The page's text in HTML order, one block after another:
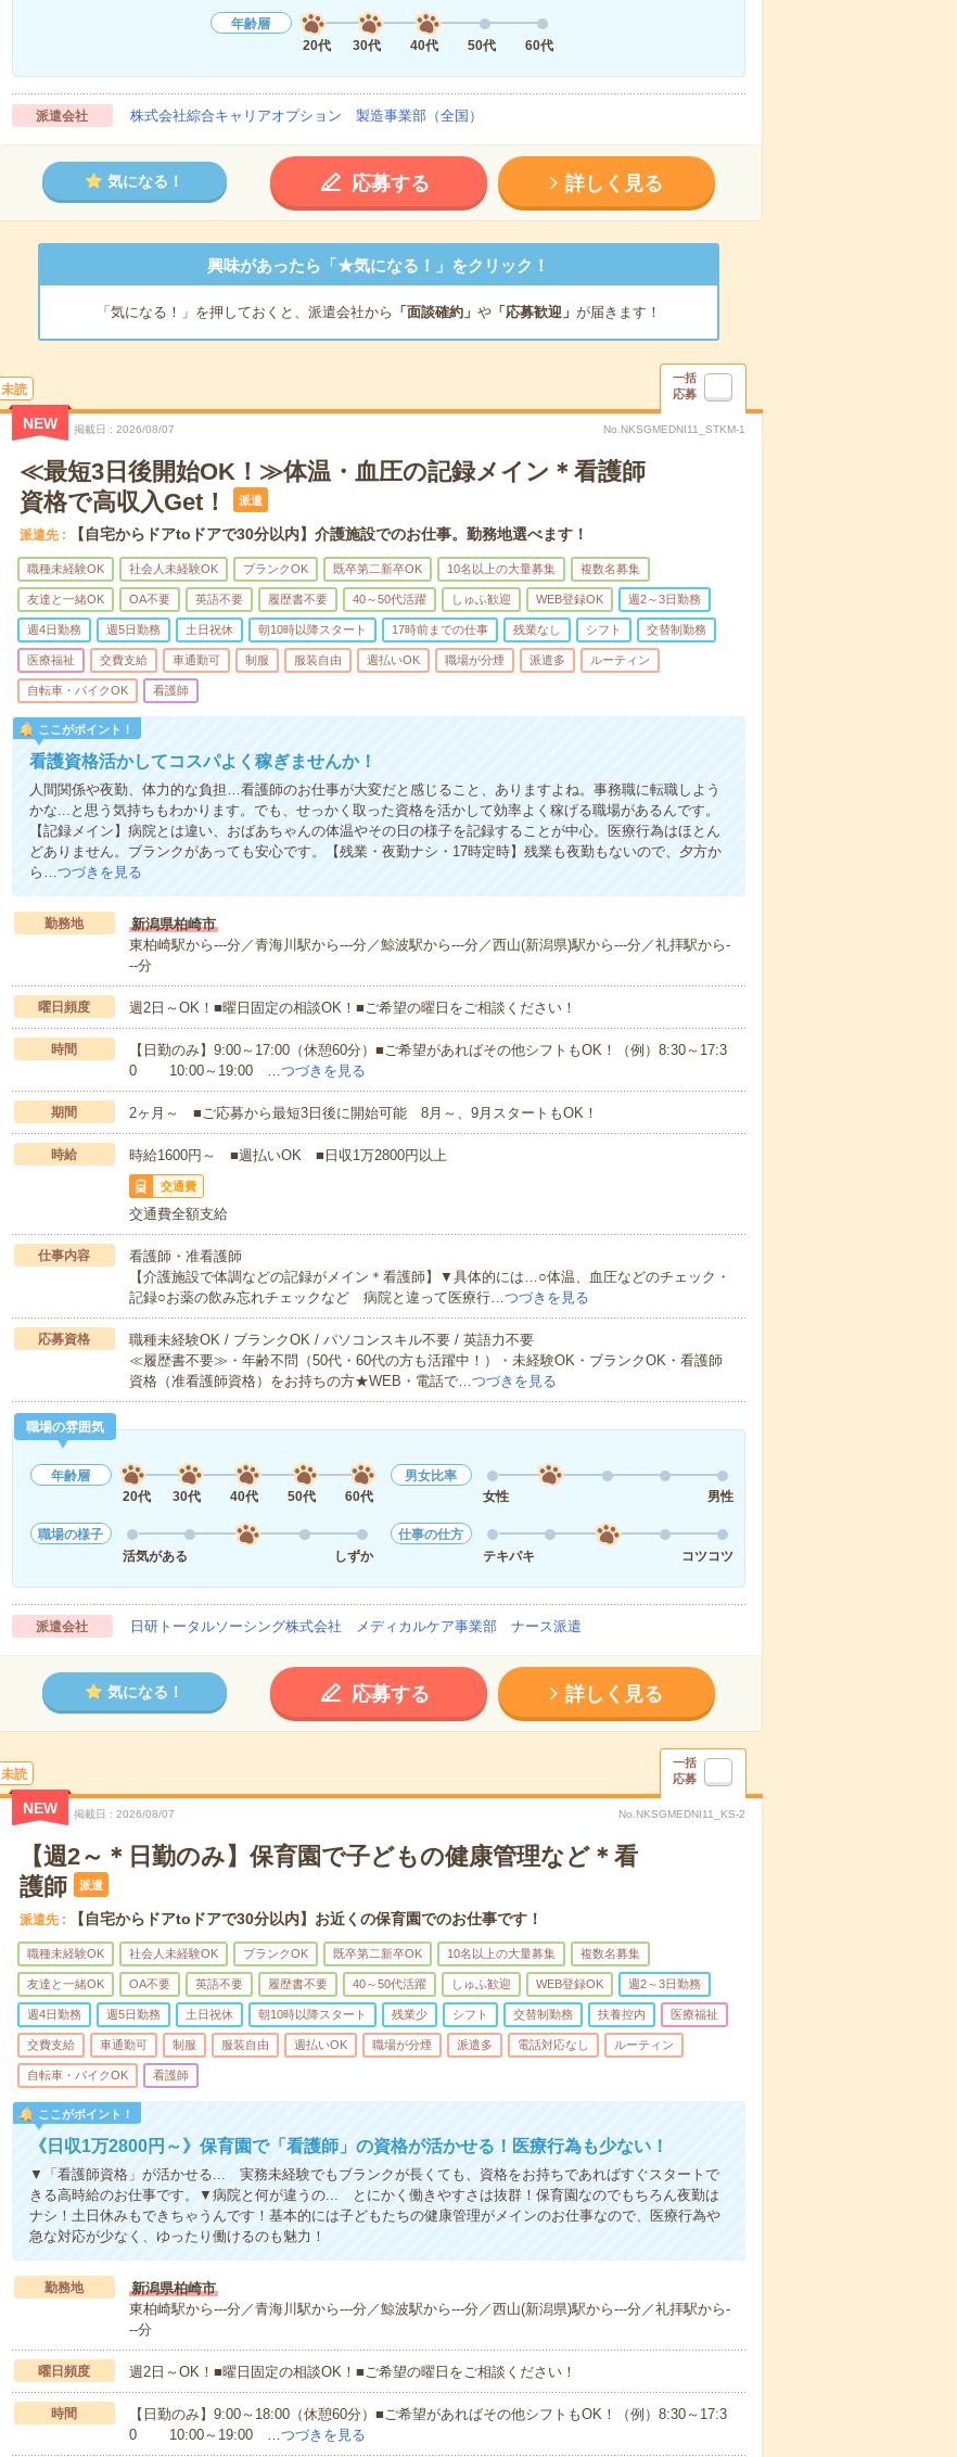
年齢層
20代
30代 40代 50代 60代
派遣会社 株式会社綜合キャリアオプション 製造事業部（全国）
気になる！ 応募する 詳しく見る
興味があったら「★気になる！」をクリック！
「気になる！」を押しておくと、派遣会社から 「面談確約」 や「応募歓迎」 が届きます！
未読
一括
応募
NEW 掲載日 2026/08/07 No.NKSGMEDNI11_STKM-1
≪最短3日後開始OK！≫体温・血圧の記録メイン＊看護師
資格で高収入Get！
派遣
派遣先 【自宅からドアtoドアで30分以内】介護施設でのお仕事。勤務地選べます！
職種未経験OK 社会人未経験OK ブランクOK 既卒第二新卒OK 10名以上の大量募集 複数名募集
友達と一緒OK OA不要 英語不要 履歴書不要 40～50代活躍 しゅふ歓迎 WEB登録OK 週2～3日勤務
週4日勤務 週5日勤務 土日祝休 朝10時以降スタート 17時前までの仕事 残業なし シフト 交替制勤務
医療福祉 交費支給 車通勤可 制服 服装自由 週払いOK 職場が分煙 派遣多 ルーティン
自転車・バイクOK 看護師
ここがポイント！
看護資格活かしてコスパよく稼ぎませんか！
人間関係や夜勤、体力的な負担…看護師のお仕事が大変だと感じること、ありますよね。事務職に転職しよう
かな...と思う気持ちもわかります。でも、せっかく取った資格を活かして効率よく稼げる職場があるんです。
【記録メイン】病院とは違い、おばあちゃんの体温やその日の様子を記録することが中心。医療行為はほとん
どありません。ブランクがあっても安心です。【残業・夜勤ナシ・17時定時】残業も夜勤もないので、夕方か
ら… つづきを見る
勤務地
新潟県柏崎市
東柏崎駅から---分／青海川駅から---分／鯨波駅から---分／西山(新潟県)駅から---分／礼拝駅から-
--分
曜日頻度 週2日～OK！■曜日固定の相談OK！■ご希望の曜日をご相談ください！
時間
【日勤のみ】9:00～17:00（休憩60分）■ご希望があればその他シフトもOK！（例）8:30～17:3
0 10:00～19:00 … つづきを見る
期間 2ヶ月～ ■ご応募から最短3日後に開始可能 8月～、9月スタートもOK！
時給 時給1600円～ ■週払いOK ■日収1万2800円以上
交通費
交通費全額支給
仕事内容
看護師・准看護師
【介護施設で体調などの記録がメイン＊看護師】▼具体的には…○体温、血圧などのチェック・
記録○お薬の飲み忘れチェックなど 病院と違って医療行… つづきを見る
応募資格
職種未経験OK / ブランクOK / パソコンスキル不要 / 英語力不要
≪履歴書不要≫・年齢不問（50代・60代の方も活躍中！）・未経験OK・ブランクOK・看護師
資格（准看護師資格）をお持ちの方★WEB・電話で… つづきを見る
職場の雰囲気
年齢層
20代
30代 40代 50代 60代
男女比率
女性
男性
職場の様子
活気がある
しずか
仕事の仕方
テキパキ
コツコツ
派遣会社 日研トータルソーシング株式会社 メディカルケア事業部 ナース派遣
気になる！ 応募する 詳しく見る
未読
一括
応募
NEW 掲載日 2026/08/07 No.NKSGMEDNI11_KS-2
【週2～＊日勤のみ】保育園で子どもの健康管理など＊看
護師
派遣
派遣先 【自宅からドアtoドアで30分以内】お近くの保育園でのお仕事です！
職種未経験OK 社会人未経験OK ブランクOK 既卒第二新卒OK 10名以上の大量募集 複数名募集
友達と一緒OK OA不要 英語不要 履歴書不要 40～50代活躍 しゅふ歓迎 WEB登録OK 週2～3日勤務
週4日勤務 週5日勤務 土日祝休 朝10時以降スタート 残業少 シフト 交替制勤務 扶養控内 医療福祉
交費支給 車通勤可 制服 服装自由 週払いOK 職場が分煙 派遣多 電話対応なし ルーティン
自転車・バイクOK 看護師
ここがポイント！
《日収1万2800円～》保育園で「看護師」の資格が活かせる！医療行為も少ない！
▼「看護師資格」が活かせる... 実務未経験でもブランクが長くても、資格をお持ちであればすぐスタートで
きる高時給のお仕事です。▼病院と何が違うの... とにかく働きやすさは抜群！保育園なのでもちろん夜勤は
ナシ！土日休みもできちゃうんです！基本的には子どもたちの健康管理がメインのお仕事なので、医療行為や
急な対応が少なく、ゆったり働けるのも魅力！
勤務地
新潟県柏崎市
東柏崎駅から---分／青海川駅から---分／鯨波駅から---分／西山(新潟県)駅から---分／礼拝駅から-
--分
曜日頻度 週2日～OK！■曜日固定の相談OK！■ご希望の曜日をご相談ください！
時間
【日勤のみ】9:00～18:00（休憩60分）■ご希望があればその他シフトもOK！（例）8:30～17:3
0 10:00～19:00 … つづきを見る